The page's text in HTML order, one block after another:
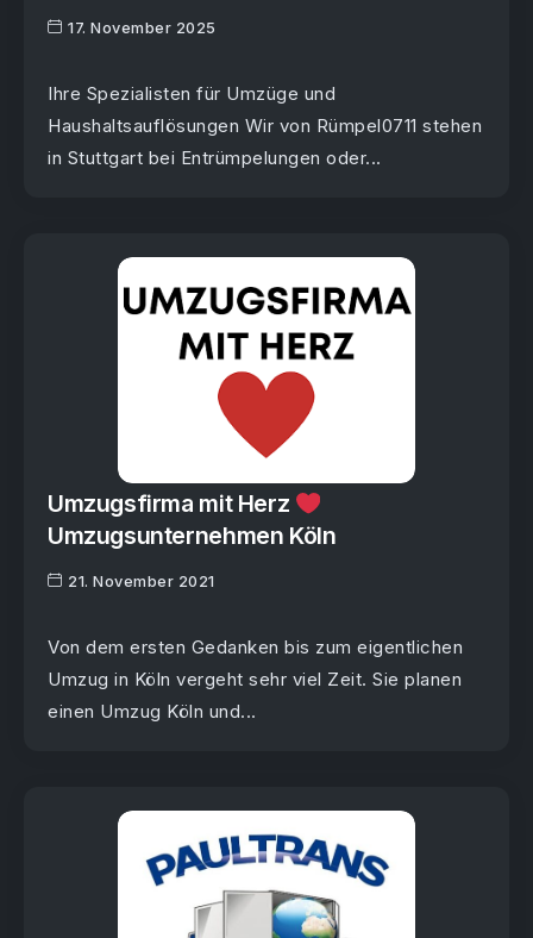
17. November 2025
Ihre Spezialisten für Umzüge und
Haushaltsauflösungen Wir von Rümpel0711 stehen
in Stuttgart bei Entrümpelungen oder...
Umzugsfirma mit Herz
Umzugsunternehmen Köln
21. November 2021
Von dem ersten Gedanken bis zum eigentlichen
Umzug in Köln vergeht sehr viel Zeit. Sie planen
einen Umzug Köln und...